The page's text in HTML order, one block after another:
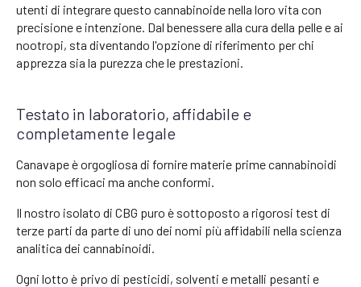
utenti di integrare questo cannabinoide nella loro vita con
precisione e intenzione. Dal benessere alla cura della pelle e ai
nootropi, sta diventando l'opzione di riferimento per chi
apprezza sia la purezza che le prestazioni.
Testato in laboratorio, affidabile e
completamente legale
Canavape è orgogliosa di fornire materie prime cannabinoidi
non solo efficaci ma anche conformi.
Il nostro isolato di CBG puro è sottoposto a rigorosi test di
terze parti da parte di uno dei nomi più affidabili nella scienza
analitica dei cannabinoidi.
Ogni lotto è privo di pesticidi, solventi e metalli pesanti e